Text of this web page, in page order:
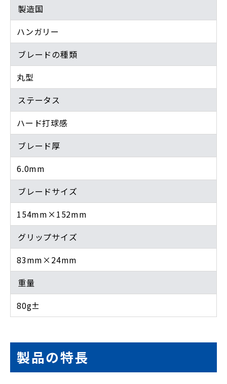
製造国
ハンガリー
ブレードの種類
丸型
ステータス
ハード打球感
ブレード厚
6.0mm
ブレードサイズ
154mm×152mm
グリップサイズ
83mm×24mm
重量
80g±
製品の特長